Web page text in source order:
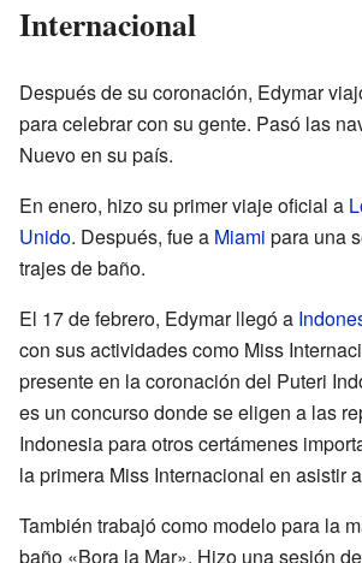
Internacional
Después de su coronación, Edymar
para celebrar con su gente. Pasó las
Nuevo en su país.
En enero, hizo su primer viaje oficial a
Unido. Después, fue a Miami para una
trajes de baño.
El 17 de febrero, Edymar llegó a
con sus actividades como Miss
presente en la coronación del Puteri
es un concurso donde se eligen a las
Indonesia para otros certámenes
la primera Miss Internacional en asistir
También trabajó como modelo para la
baño «Bora la Mar». Hizo una sesión